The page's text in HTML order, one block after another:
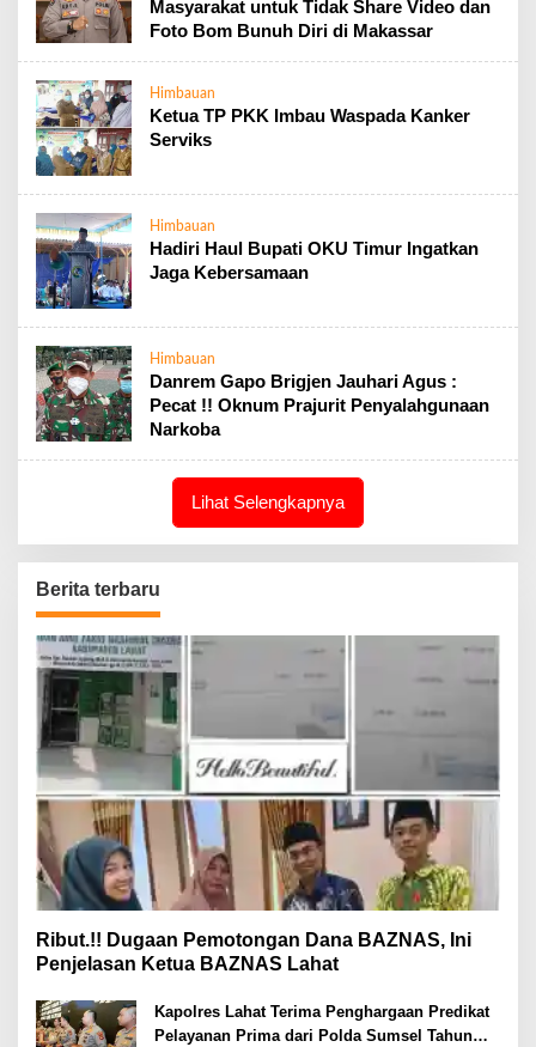
Masyarakat untuk Tidak Share Video dan
Foto Bom Bunuh Diri di Makassar
Himbauan
Ketua TP PKK Imbau Waspada Kanker
Serviks
Himbauan
Hadiri Haul Bupati OKU Timur Ingatkan
Jaga Kebersamaan
Himbauan
Danrem Gapo Brigjen Jauhari Agus :
Pecat !! Oknum Prajurit Penyalahgunaan
Narkoba
Lihat Selengkapnya
Berita terbaru
Ribut.!! Dugaan Pemotongan Dana BAZNAS, Ini
Penjelasan Ketua BAZNAS Lahat
Kapolres Lahat Terima Penghargaan Predikat
Pelayanan Prima dari Polda Sumsel Tahun